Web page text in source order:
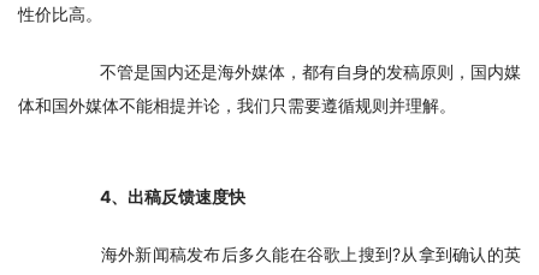
性价比高。
不管是国内还是海外媒体，都有自身的发稿原则，国内媒
体和国外媒体不能相提并论，我们只需要遵循规则并理解。
4、出稿反馈速度快
海外新闻稿发布后多久能在谷歌上搜到?从拿到确认的英